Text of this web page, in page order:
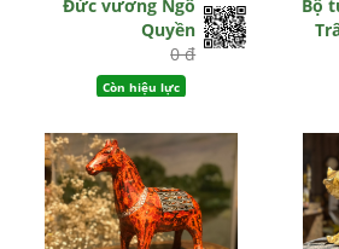
Đức vương Ngô
Quyền
0 đ
Còn hiệu lực
Bộ